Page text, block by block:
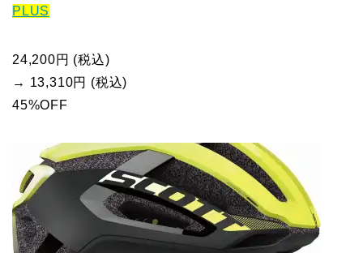
PLUS
24,200円 (税込)
→ 13,310円 (税込)
45%OFF